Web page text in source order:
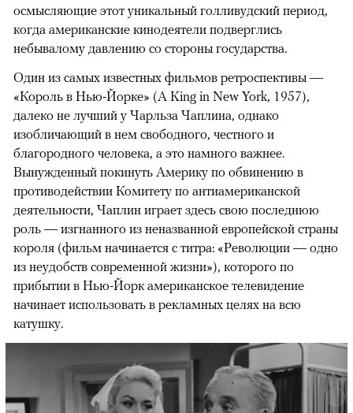
осмысляющие этот уникальный голливудский период,
когда американские кинодеятели подверглись
небывалому давлению со стороны государства.
Один из самых известных фильмов ретроспективы —
«Король в Нью-Йорке» (A King in New York, 1957),
далеко не лучший у Чарльза Чаплина, однако
изобличающий в нем свободного, честного и
благородного человека, а это намного важнее.
Вынужденный покинуть Америку по обвинению в
противодействии Комитету по антиамериканской
деятельности, Чаплин играет здесь свою последнюю
роль — изгнанного из неназванной европейской страны
короля (фильм начинается с титра: «Революции — одно
из неудобств современной жизни»), которого по
прибытии в Нью-Йорк американское телевидение
начинает использовать в рекламных целях на всю
катушку.